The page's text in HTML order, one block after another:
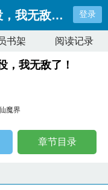
我无敌了！ 登录
书架 阅读记录
，我无敌了！
魔界
章节目录